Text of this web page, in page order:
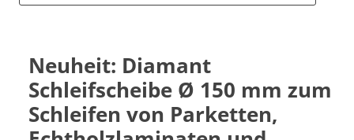
Neuheit: Diamant
Schleifscheibe Ø 150 mm zum
Schleifen von Parketten,